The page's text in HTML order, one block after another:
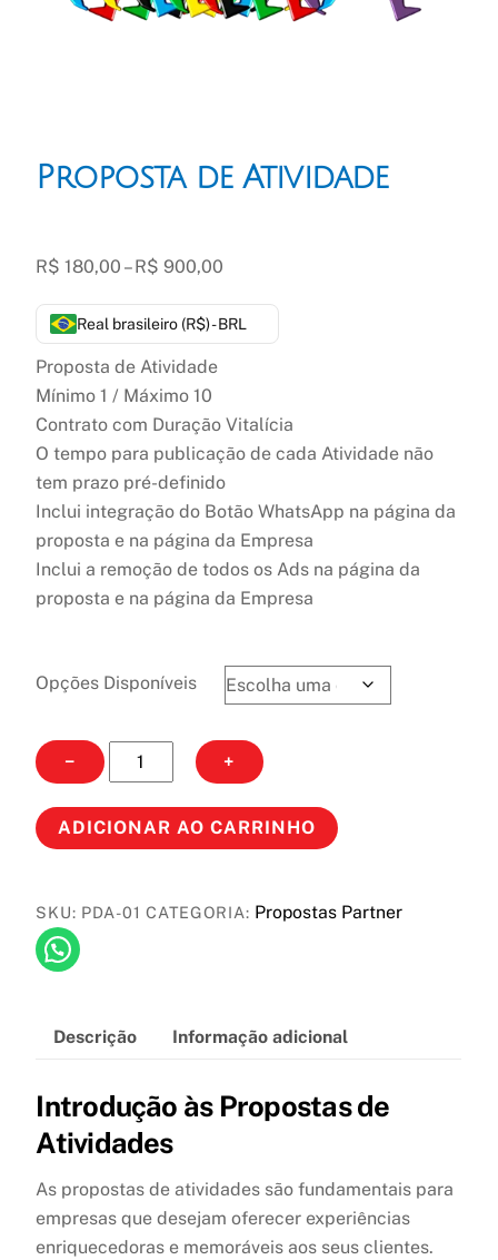
Proposta de Atividade
R$ 180,00 – R$ 900,00
preço:
R$ 180,00
Real brasileiro (R$) - BRL
Proposta de Atividade
Mínimo 1 / Máximo 10
Contrato com Duração Vitalícia
O tempo para publicação de cada Atividade não
tem prazo pré-definido
Inclui integração do Botão WhatsApp na página da
proposta e na página da Empresa
Inclui a remoção de todos os Ads na página da
proposta e na página da Empresa
Opções Disponíveis
−
Proposta
de
Atividade
quantidade
+
ADICIONAR AO CARRINHO
SKU: PDA-01 CATEGORIA: Propostas Partner
Descrição Informação adicional
Introdução às Propostas de
Atividades
As propostas de atividades são fundamentais para
empresas que desejam oferecer experiências
enriquecedoras e memoráveis aos seus clientes.